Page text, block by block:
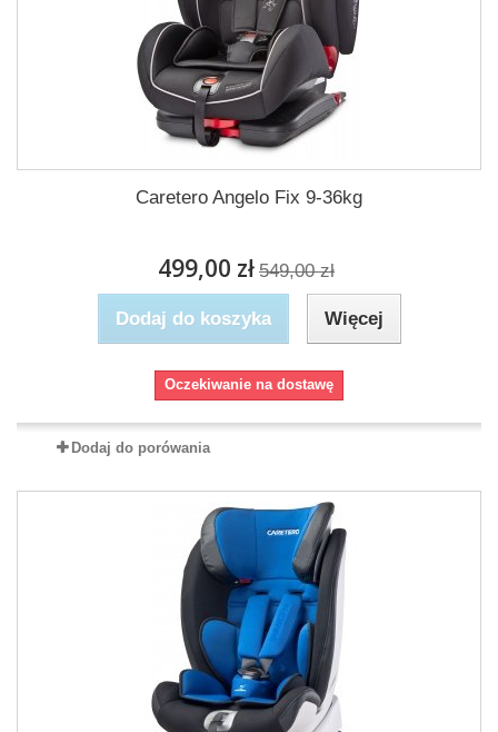
Caretero Angelo Fix 9-36kg
499,00 zł 549,00 zł
Dodaj do koszyka Więcej
Oczekiwanie na dostawę
Dodaj do porówania